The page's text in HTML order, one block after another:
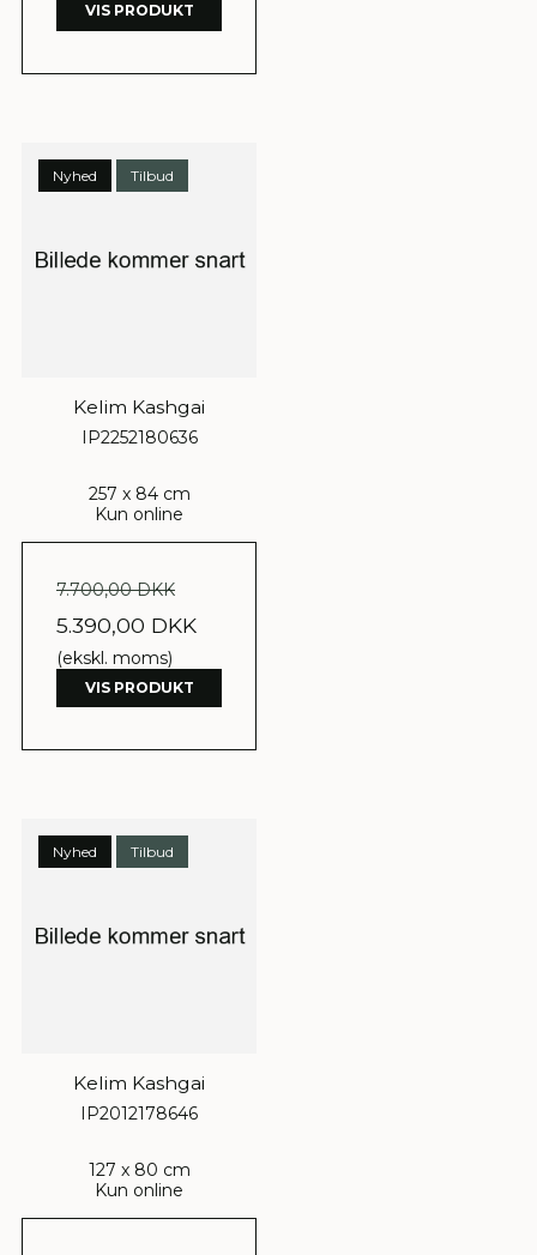
VIS PRODUKT
Nyhed Tilbud
Kelim Kashgai
IP2252180636
257 x 84 cm
Kun online
7.700,00 DKK
5.390,00 DKK
(ekskl. moms)
VIS PRODUKT
Nyhed Tilbud
Kelim Kashgai
IP2012178646
127 x 80 cm
Kun online